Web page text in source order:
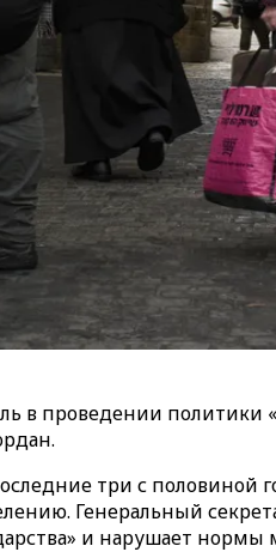
в проведении политики
три с половиной
Генеральный
и нарушает